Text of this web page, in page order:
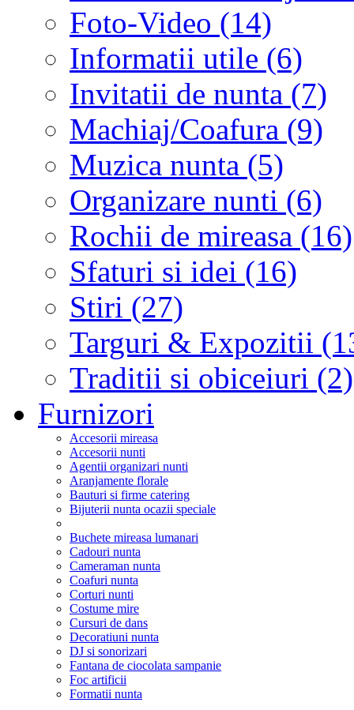
Foto-Video (14)
Informatii utile (6)
Invitatii de nunta (7)
Machiaj/Coafura (9)
Muzica nunta (5)
Organizare nunti (6)
Rochii de mireasa (16)
Sfaturi si idei (16)
Stiri (27)
Targuri & Expozitii
Traditii si obiceiuri (2)
Furnizori
Accesorii mireasa
Accesorii nunti
Agentii organizari nunti
Aranjamente florale
Bauturi si firme catering
Bijuterii nunta ocazii speciale
Buchete mireasa lumanari
Cadouri nunta
Cameraman nunta
Coafuri nunta
Corturi nunti
Costume mire
Cursuri de dans
Decoratiuni nunta
DJ si sonorizari
Fantana de ciocolata sampanie
Foc artificii
Formatii nunta